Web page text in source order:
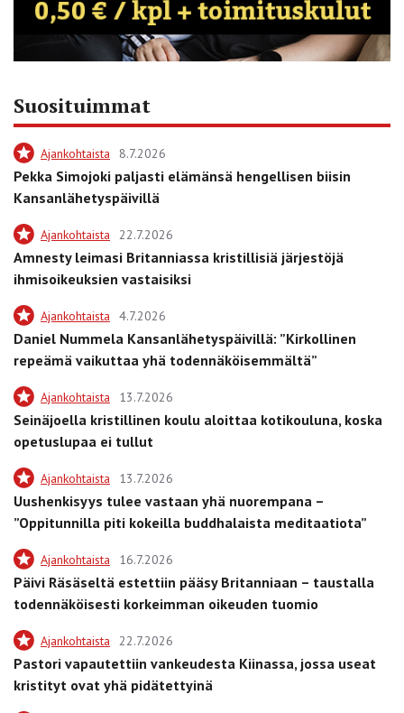
Suosituimmat
Ajankohtaista 8.7.2026
Pekka Simojoki paljasti elämänsä hengellisen biisin
Kansanlähetyspäivillä
Ajankohtaista 22.7.2026
Amnesty leimasi Britanniassa kristillisiä järjestöjä
ihmisoikeuksien vastaisiksi
Ajankohtaista 4.7.2026
Daniel Nummela Kansanlähetyspäivillä: ”Kirkollinen
repeämä vaikuttaa yhä todennäköisemmältä”
Ajankohtaista 13.7.2026
Seinäjoella kristillinen koulu aloittaa kotikouluna, koska
opetuslupaa ei tullut
Ajankohtaista 13.7.2026
Uushenkisyys tulee vastaan yhä nuorempana –
”Oppitunnilla piti kokeilla buddhalaista meditaatiota”
Ajankohtaista 16.7.2026
Päivi Räsäseltä estettiin pääsy Britanniaan – taustalla
todennäköisesti korkeimman oikeuden tuomio
Ajankohtaista 22.7.2026
Pastori vapautettiin vankeudesta Kiinassa, jossa useat
kristityt ovat yhä pidätettyinä